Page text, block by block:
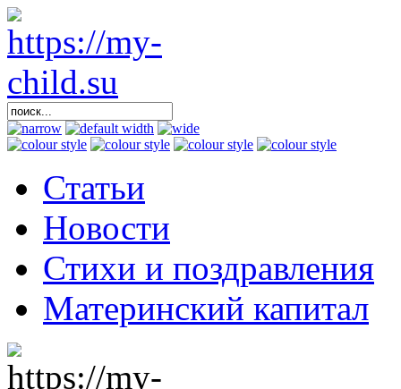
Статьи
Новости
Стихи и поздравления
Материнский капитал